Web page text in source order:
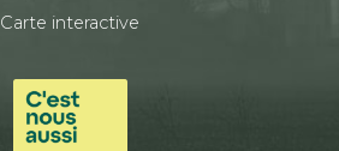
Carte interactive